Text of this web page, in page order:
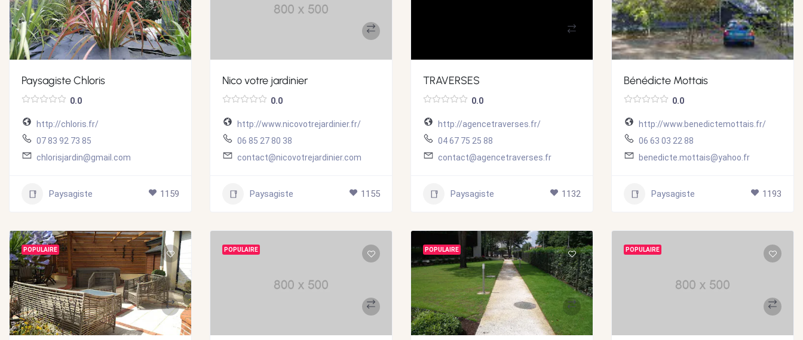
Paysagiste Chloris
0.0
http://chloris.fr/
07 83 92 73 85
chlorisjardin@gmail.com
Paysagiste 1159
Nico votre jardinier
0.0
http://www.nicovotrejardinier.fr/
06 85 27 80 38
contact@nicovotrejardinier.com
Paysagiste 1155
TRAVERSES
0.0
http://agencetraverses.fr/
04 67 75 25 88
contact@agencetraverses.fr
Paysagiste 1132
Bénédicte Mottais
0.0
http://www.benedictemottais.fr/
06 63 03 22 88
benedicte.mottais@yahoo.fr
Paysagiste 1193
POPULAIRE POPULAIRE POPULAIRE POPULAIRE